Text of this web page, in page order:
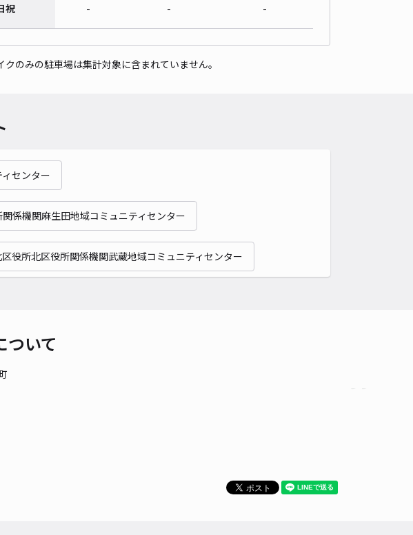
祝 - - -
のみの駐車場は集計対象に含まれていません。
センター
係機関麻生田地域コミュニティセンター
役所北区役所関係機関武蔵地域コミュニティセンター
ついて